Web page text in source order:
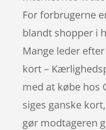
For forbrugerne
blandt shopper i
Mange leder
kort –
med at købe hos
siges ganske
gør modtageren